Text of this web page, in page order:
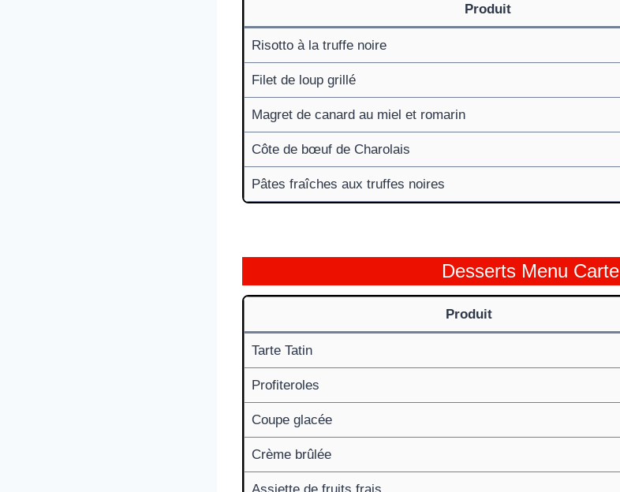
Produit
Risotto à la truffe noire
Filet de loup grillé
Magret de canard au miel et romarin
Côte de bœuf de Charolais
Pâtes fraîches aux truffes noires
Desserts Menu Carte
Produit
Tarte Tatin
Profiteroles
Coupe glacée
Crème brûlée